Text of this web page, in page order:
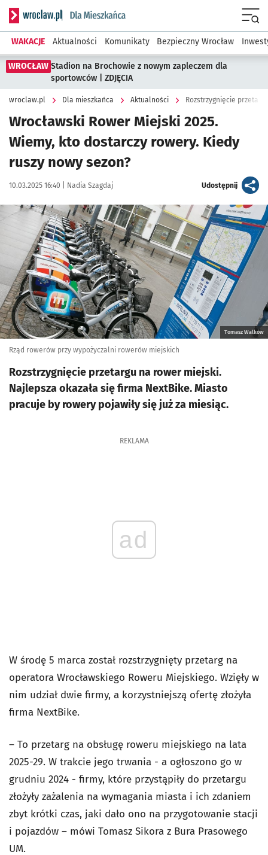
Serwis informacyjny wroclaw.pl podserwis: Dla mieszkańca
WAKACJE Aktualności Komunikaty Bezpieczny Wrocław
WROCŁAW Stadion na Brochowie z nowym zapleczem dla
sportowców | ZDJĘCIA
wroclaw.pl Dla mieszkańca Aktualności Rozstrzygnięcie
Wrocławski Rower Miejski 2025.
Wiemy, kto dostarczy rowery. Kiedy
ruszy nowy sezon?
Data publikacji:
10.03.2025 16:40 | Autor:
Nadia Szagdaj Udostępnijartykuł
Kliknij, aby powiększyć
Tomasz Walków
Rząd rowerów przy wypożyczalni rowerów miejskich
Rozstrzygnięcie przetargu na rower miejski.
Najlepsza okazała się firma NextBike. Miasto
pracuje by rowery pojawiły się już za miesiąc.
REKLAMA
ad
W środę 5 marca został rozstrzygnięty przetarg na
operatora Wrocławskiego Roweru Miejskiego. Wzięły w
nim udział dwie firmy, a korzystniejszą ofertę złożyła
firma NextBike.
– To przetarg na obsługę roweru miejskiego na lata
2025-29. W trakcie jego trwania - a ogłoszono go w
grudniu 2024 - firmy, które przystąpiły do przetargu
złożyły zażalenia na wymagania miasta i ich zdaniem
zbyt krótki czas, jaki dało ono na przygotowanie stacji
i pojazdów – mówi Tomasz Sikora z Bura Prasowego
UM.